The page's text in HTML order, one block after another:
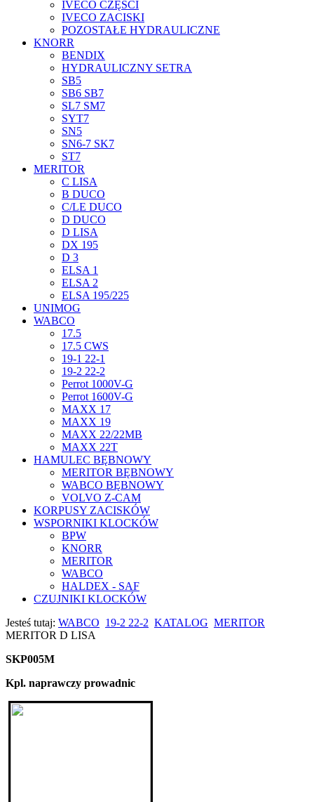
IVECO CZĘŚCI
IVECO ZACISKI
POZOSTAŁE HYDRAULICZNE
KNORR
BENDIX
HYDRAULICZNY SETRA
SB5
SB6 SB7
SL7 SM7
SYT7
SN5
SN6-7 SK7
ST7
MERITOR
C LISA
B DUCO
C/LE DUCO
D DUCO
D LISA
DX 195
D 3
ELSA 1
ELSA 2
ELSA 195/225
UNIMOG
WABCO
17.5
17.5 CWS
19-1 22-1
19-2 22-2
Perrot 1000V-G
Perrot 1600V-G
MAXX 17
MAXX 19
MAXX 22/22MB
MAXX 22T
HAMULEC BĘBNOWY
MERITOR BĘBNOWY
WABCO BĘBNOWY
VOLVO Z-CAM
KORPUSY ZACISKÓW
WSPORNIKI KLOCKÓW
BPW
KNORR
MERITOR
WABCO
HALDEX - SAF
CZUJNIKI KLOCKÓW
Jesteś tutaj: WABCO 19-2 22-2 KATALOG MERITOR
MERITOR D LISA
SKP005M
Kpl. naprawczy prowadnic